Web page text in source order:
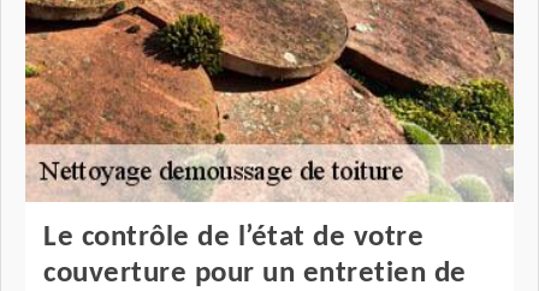
Le contrôle de l’état de votre
couverture pour un entretien de